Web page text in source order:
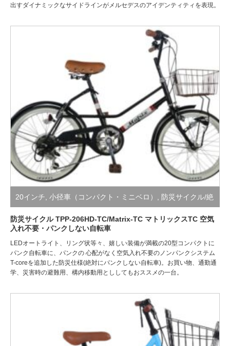
出すダイナミックなサイドラインがメルセデスのアイデンティティを表現。
20インチ 小径車（コンパクト・ミニベロ） 防災サイクル/絶
対にパンクしない自転車
防災サイクル TPP-206HD-TC/Matrix-TC マトリックスTC 空気
入れ不要・パンクしない自転車
LEDオートライト、リング状等々、嬉しい装備が満載の20型コンパクトに
パンク自転車に、パンクの 心配がなく空気入れ不要のノンパンクシステム
T-coreを追加した防災仕様(絶対にパンクしない自転車)。お買い物、通勤通
学、災害時の避難用、構内移動用とししてもおススメの一台。